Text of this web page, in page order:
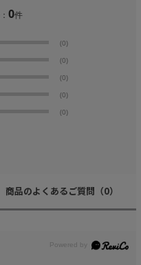
0件
(0)
(0)
(0)
(0)
(0)
商品のよくあるご質問 （0）